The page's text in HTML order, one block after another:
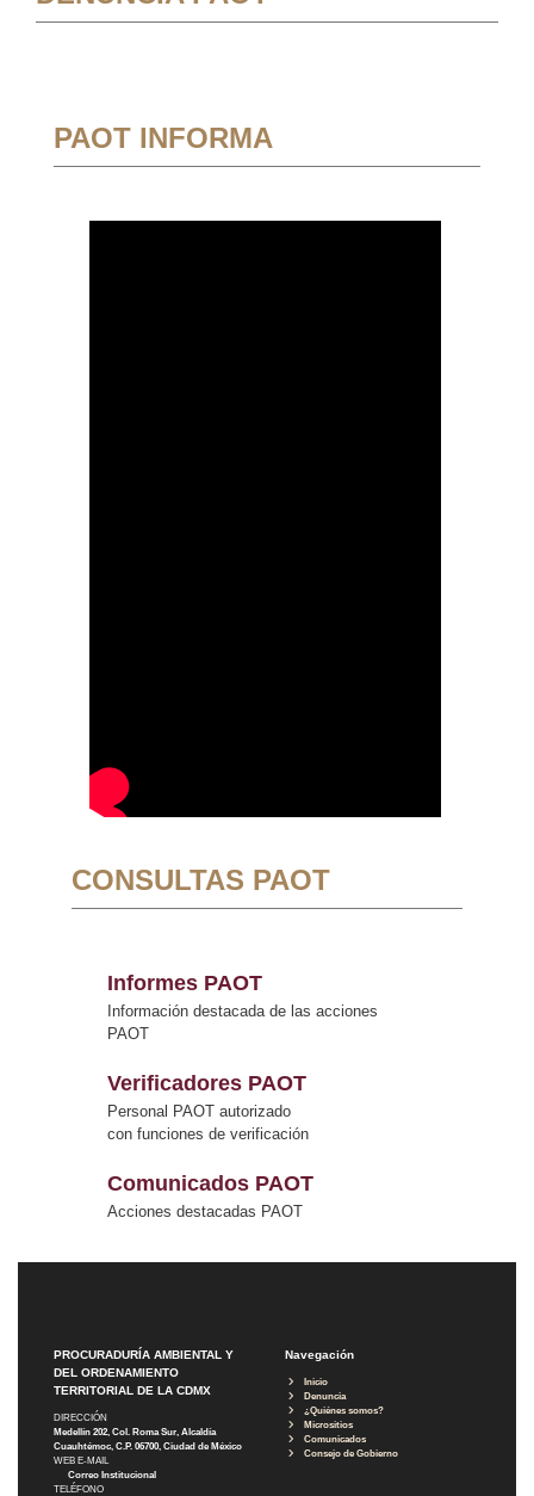
PAOT INFORMA
CONSULTAS PAOT
Informes PAOT
Información destacada de las acciones
PAOT
Verificadores PAOT
Personal PAOT autorizado
con funciones de verificación
Comunicados PAOT
Acciones destacadas PAOT
PROCURADURÍA AMBIENTAL Y
DEL ORDENAMIENTO
TERRITORIAL DE LA CDMX
DIRECCIÓN
Medellín 202, Col. Roma Sur, Alcaldía
Cuauhtémoc, C.P. 06700, Ciudad de México
WEB E-MAIL
Correo Institucional
TELÉFONO
Navegación
Inicio
Denuncia
¿Quiénes somos?
Micrositios
Comunicados
Consejo de Gobierno